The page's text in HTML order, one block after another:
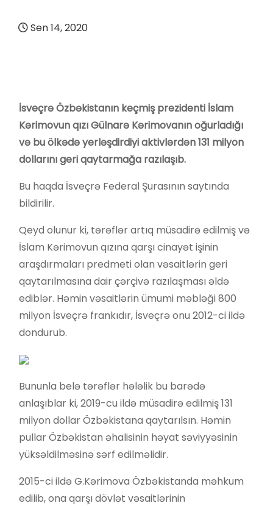
Sen 14, 2020
İsveçrə Özbəkistanın keçmiş prezidenti İslam
Kərimovun qızı Gülnarə Kərimovanın oğurladığı
və bu ölkədə yerləşdirdiyi aktivlərdən 131 milyon
dollarını geri qaytarmağa razılaşıb.
Bu haqda İsveçrə Federal Şurasının saytında
bildirilir.
Qeyd olunur ki, tərəflər artıq müsadirə edilmiş və
İslam Kərimovun qızına qarşı cinayət işinin
araşdırmaları predmeti olan vəsaitlərin geri
qaytarılmasına dair çərçivə razılaşması əldə
ediblər. Həmin vəsaitlərin ümumi məbləği 800
milyon İsveçrə frankıdır, İsveçrə onu 2012-ci ildə
dondurub.
Bununla belə tərəflər hələlik bu barədə
anlaşıblar ki, 2019-cu ildə müsadirə edilmiş 131
milyon dollar Özbəkistana qaytarılsın. Həmin
pullar Özbəkistan əhalisinin həyat səviyyəsinin
yüksəldilməsinə sərf edilməlidir.
2015-ci ildə G.Kərimova Özbəkistanda məhkum
edilib, ona qarşı dövlət vəsaitlərinin